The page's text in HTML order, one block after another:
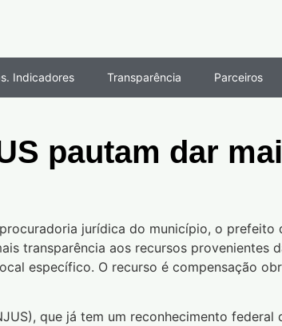
Indicadores Transparência Parceiros
pautam dar
jurídica do município, o
transparência aos recursos provenientes
específico. O recurso é compensação
que já tem um reconhecimento